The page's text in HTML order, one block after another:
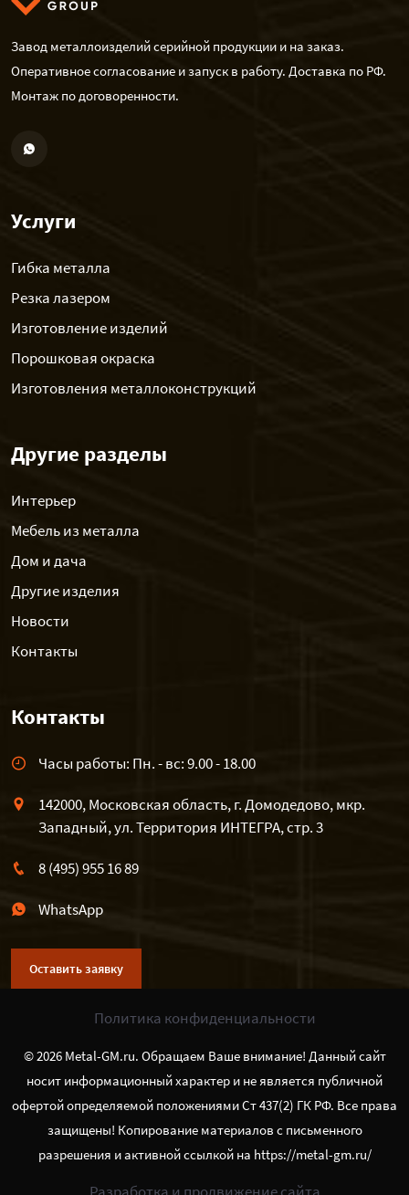
Завод металлоизделий серийной продукции и на заказ.
Оперативное согласование и запуск в работу. Доставка по РФ.
Монтаж по договоренности.
Услуги
Гибка металла
Резка лазером
Изготовление изделий
Порошковая окраска
Изготовления металлоконструкций
Другие разделы
Интерьер
Мебель из металла
Дом и дача
Другие изделия
Новости
Контакты
Контакты
Часы работы: Пн. - вс: 9.00 - 18.00
142000, Московская область, г. Домодедово, мкр.
Западный, ул. Территория ИНТЕГРА, стр. 3
8 (495) 955 16 89
WhatsApp
Оставить заявку
Политика конфиденциальности
© 2026 Metal-GM.ru. Обращаем Ваше внимание! Данный сайт
носит информационный характер и не является публичной
офертой определяемой положениями Ст 437(2) ГК РФ. Все права
защищены! Копирование материалов с письменного
разрешения и активной ссылкой на https://metal-gm.ru/